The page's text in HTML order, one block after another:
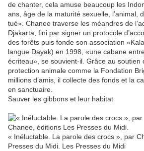
de chanter, cela amuse beaucoup les
ans, âge de la maturité sexuelle, l’animal,
tué». Chanee traverse les méandres de
Djakarta, fini par signer un protocole
des forêts puis fonde son association
langue Dayak) en 1998, «une cabane
écriteau», se souvient-il. Grâce au soutien
protection animale comme la Fondation
millions d’amis, il collecte des fonds et la
en sanctuaire.
Sauver les gibbons et leur habitat
« Inéluctable. La parole des crocs », par
Presses du Midi. Les Presses du Midi